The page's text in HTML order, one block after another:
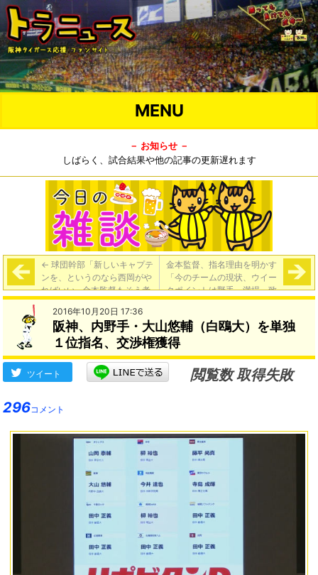
MENU
－ お知らせ －
しばらく、試合結果や他の記事の更新遅れます
← 球団幹部「新しいキャプテ
ンを、というのなら西岡がや
ればいい…金本監督もそう考
えているんじゃないか」
金本監督、指名理由を明かす
「今のチームの現状、ウイー
クポイントは野手。満場一致
で決まりました」→
2016年10月20日 17:36
阪神、内野手・大山悠輔（白鴎大）を単独
１位指名、交渉権獲得
ツイート
閲覧数 取得失敗
296コメント